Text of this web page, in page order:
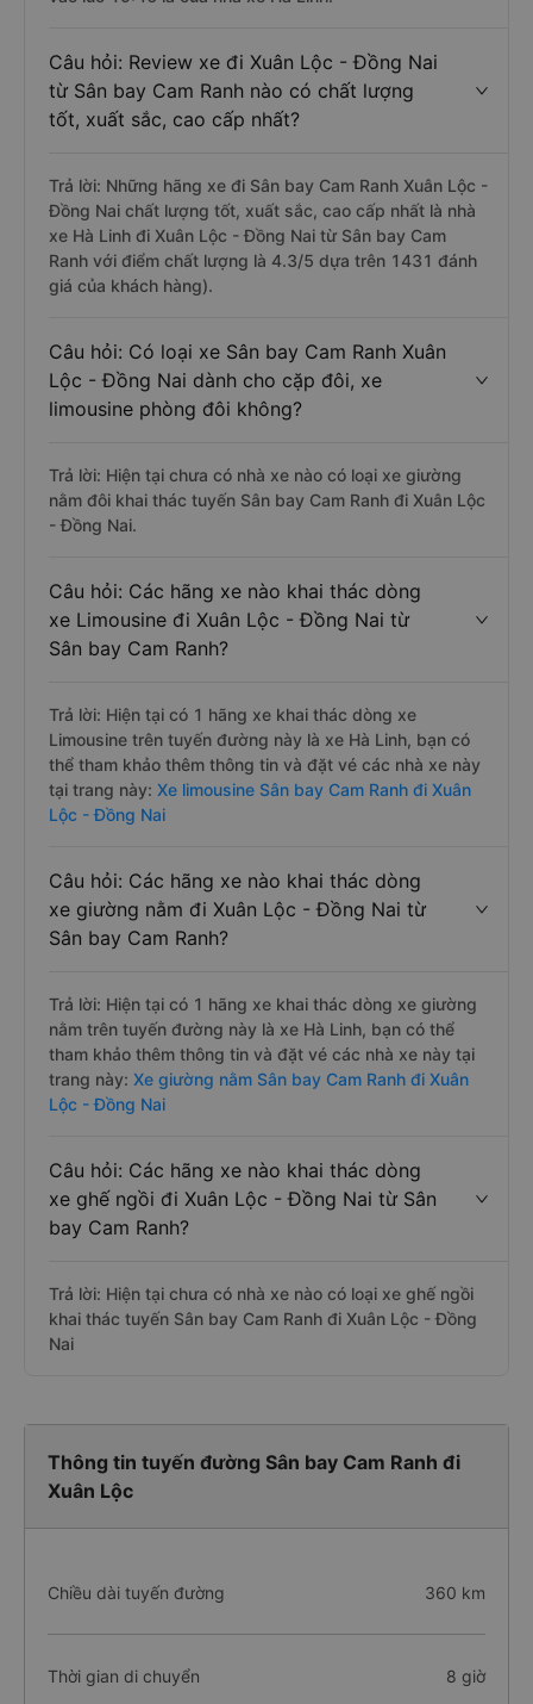
Câu hỏi: Review xe đi Xuân Lộc - Đồng Nai
từ Sân bay Cam Ranh nào có chất lượng
tốt, xuất sắc, cao cấp nhất?
Trả lời: Những hãng xe đi Sân bay Cam Ranh Xuân Lộc -
Đồng Nai chất lượng tốt, xuất sắc, cao cấp nhất là nhà
xe Hà Linh đi Xuân Lộc - Đồng Nai từ Sân bay Cam
Ranh với điểm chất lượng là 4.3/5 dựa trên 1431 đánh
giá của khách hàng).
Câu hỏi: Có loại xe Sân bay Cam Ranh Xuân
Lộc - Đồng Nai dành cho cặp đôi, xe
limousine phòng đôi không?
Trả lời: Hiện tại chưa có nhà xe nào có loại xe giường
nằm đôi khai thác tuyến Sân bay Cam Ranh đi Xuân Lộc
- Đồng Nai.
Câu hỏi: Các hãng xe nào khai thác dòng
xe Limousine đi Xuân Lộc - Đồng Nai từ
Sân bay Cam Ranh?
Trả lời: Hiện tại có 1 hãng xe khai thác dòng xe
Limousine trên tuyến đường này là xe Hà Linh, bạn có
thể tham khảo thêm thông tin và đặt vé các nhà xe này
tại trang này: Xe limousine Sân bay Cam Ranh đi Xuân
Lộc - Đồng Nai
Câu hỏi: Các hãng xe nào khai thác dòng
xe giường nằm đi Xuân Lộc - Đồng Nai từ
Sân bay Cam Ranh?
Trả lời: Hiện tại có 1 hãng xe khai thác dòng xe giường
nằm trên tuyến đường này là xe Hà Linh, bạn có thể
tham khảo thêm thông tin và đặt vé các nhà xe này tại
trang này: Xe giường nằm Sân bay Cam Ranh đi Xuân
Lộc - Đồng Nai
Câu hỏi: Các hãng xe nào khai thác dòng
xe ghế ngồi đi Xuân Lộc - Đồng Nai từ Sân
bay Cam Ranh?
Trả lời: Hiện tại chưa có nhà xe nào có loại xe ghế ngồi
khai thác tuyến Sân bay Cam Ranh đi Xuân Lộc - Đồng
Nai
Thông tin tuyến đường Sân bay Cam Ranh đi
Xuân Lộc
Chiều dài tuyến đường 360 km
Thời gian di chuyển 8 giờ